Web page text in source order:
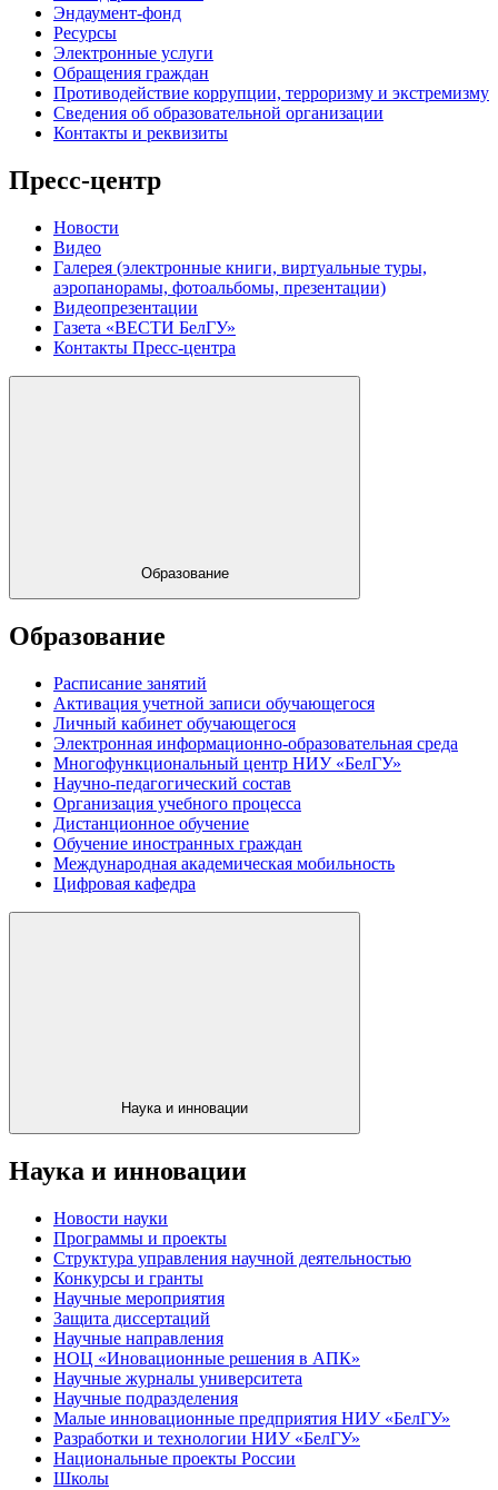
Эндаумент-фонд
Ресурсы
Электронные услуги
Обращения граждан
Противодействие коррупции, терроризму и экстремизму
Сведения об образовательной организации
Контакты и реквизиты
Пресс-центр
Новости
Видео
Галерея (электронные книги, виртуальные туры,
аэропанорамы, фотоальбомы, презентации)
Видеопрезентации
Газета «ВЕСТИ БелГУ»
Контакты Пресс-центра
Образование
Образование
Расписание занятий
Активация учетной записи обучающегося
Личный кабинет обучающегося
Электронная информационно-образовательная среда
Многофункциональный центр НИУ «БелГУ»
Научно-педагогический состав
Организация учебного процесса
Дистанционное обучение
Обучение иностранных граждан
Международная академическая мобильность
Цифровая кафедра
Наука и инновации
Наука и инновации
Новости науки
Программы и проекты
Структура управления научной деятельностью
Конкурсы и гранты
Научные мероприятия
Защита диссертаций
Научные направления
НОЦ «Иновационные решения в АПК»
Научные журналы университета
Научные подразделения
Малые инновационные предприятия НИУ «БелГУ»
Разработки и технологии НИУ «БелГУ»
Национальные проекты России
Школы